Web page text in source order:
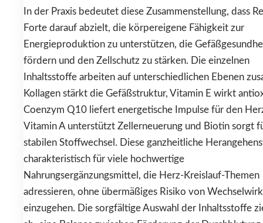
In der Praxis bedeutet diese Zusammenstellung, dass
Forte darauf abzielt, die körpereigene Fähigkeit zur
Energieproduktion zu unterstützen, die
fördern und den Zellschutz zu stärken. Die einzelnen
Inhaltsstoffe arbeiten auf unterschiedlichen Ebenen
Kollagen stärkt die Gefäßstruktur, Vitamin E wirkt
Coenzym Q10 liefert energetische Impulse für den
Vitamin A unterstützt Zellerneuerung und Biotin sorgt
stabilen Stoffwechsel. Diese ganzheitliche
charakteristisch für viele hochwertige
Nahrungsergänzungsmittel, die Herz-Kreislauf-Themen
adressieren, ohne übermäßiges Risiko von
einzugehen. Die sorgfältige Auswahl der Inhaltsstoffe